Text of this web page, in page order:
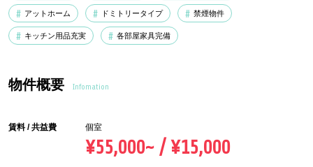
アットホーム ドミトリータイプ 禁煙物件
キッチン用品充実 各部屋家具完備
物件概要 Infomation
賃料 / 共益費 個室
¥55,000~ / ¥15,000